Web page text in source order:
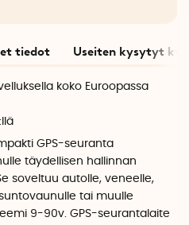
tiedot Useiten kysytyt
koko Euroopassa
GPS-seuranta
täydellisen hallinnan
soveltuu autolle, veneelle,
tai muulle
9-90v. GPS-seurantalaite